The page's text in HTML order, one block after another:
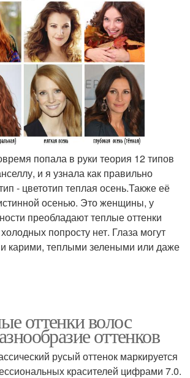
попала в руки теория 12 типов
и я узнала как правильно
- цветотип теплая осень.Также её
осенью. Это женщины, у
преобладают теплые оттенки
попросту нет. Глаза могут
карими, теплыми зелеными или даже
оттенки волос
оттенков
русый оттенок маркируется
красителей цифрами 7.0.